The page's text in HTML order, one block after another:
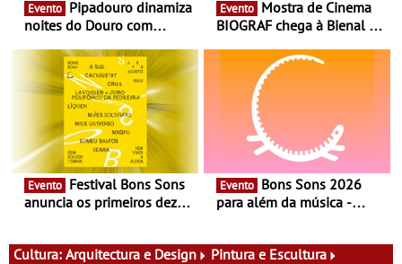
Evento
noites do Douro com
vinho, gastronomia e
música
Evento
BIOGRAF chega à Bienal de
Documentário, ensaio
fílmico e práticas artísticas
Evento
anuncia os primeiros dez
Evento
para além da música -
atividades para toda a
Cultura: Arquitectura e Design Pintura e Escultura